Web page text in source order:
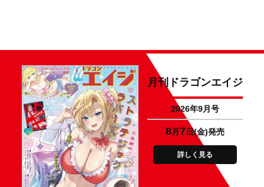
月刊ドラゴンエイジ
2026年9月号
8月 7日(金)発売
詳しく見る